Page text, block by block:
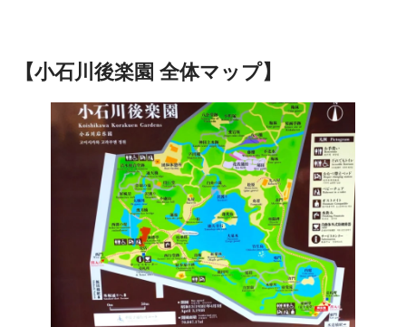
【小石川後楽園 全体マップ】